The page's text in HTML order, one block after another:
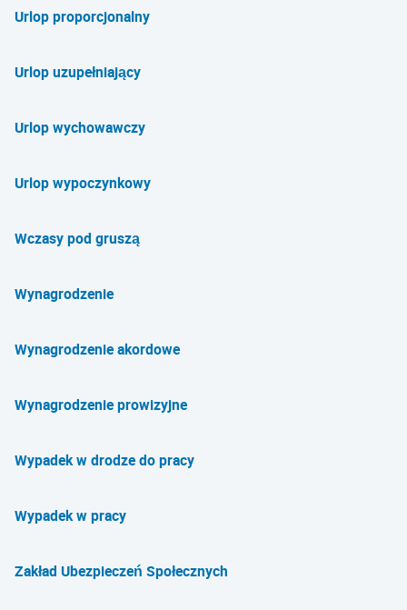
Urlop proporcjonalny
Urlop uzupełniający
Urlop wychowawczy
Urlop wypoczynkowy
Wczasy pod gruszą
Wynagrodzenie
Wynagrodzenie akordowe
Wynagrodzenie prowizyjne
Wypadek w drodze do pracy
Wypadek w pracy
Zakład Ubezpieczeń Społecznych